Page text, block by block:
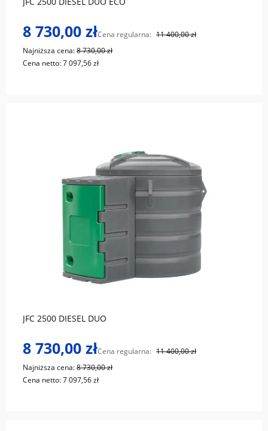
8 730,00 złCena regularna: 11 400,00 zł
Najniższa cena:8 730,00 zł
Cena netto:7 097,56 zł
JFC 2500 DIESEL DUO
8 730,00 złCena regularna: 11 400,00 zł
Najniższa cena:8 730,00 zł
Cena netto:7 097,56 zł
do koszyka